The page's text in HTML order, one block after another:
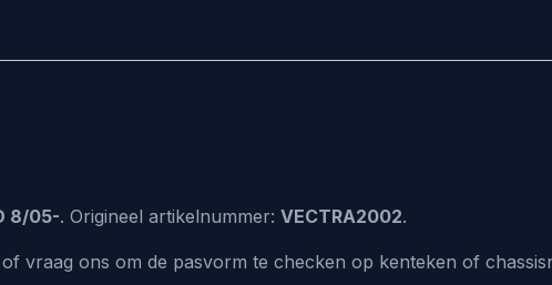
8/05-. Origineel artikelnummer: VECTRA2002.
vraag ons om de pasvorm te checken op kenteken of